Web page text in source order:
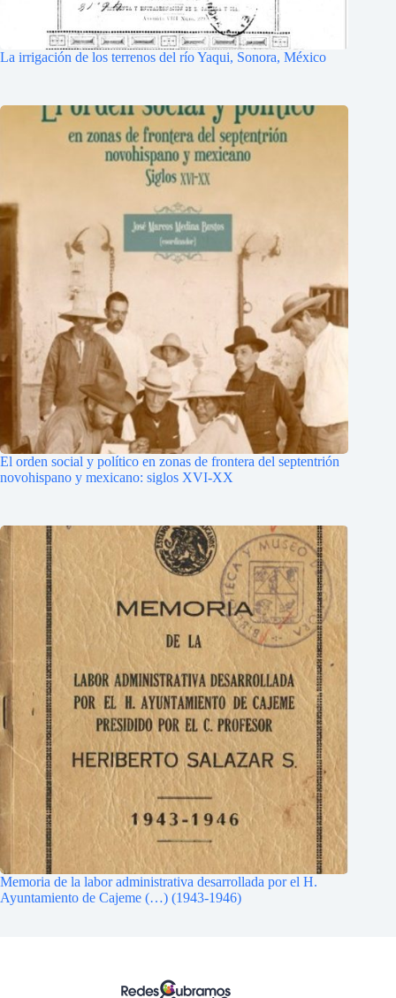
La irrigación de los terrenos del río Yaqui, Sonora, México
El orden social y político en zonas de frontera del septentrión
novohispano y mexicano: siglos XVI-XX
Memoria de la labor administrativa desarrollada por el H.
Ayuntamiento de Cajeme (…) (1943-1946)